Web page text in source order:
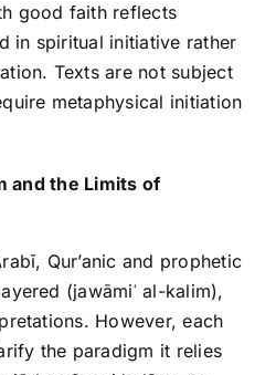
good faith reflects
in spiritual initiative rather
Texts are not subject
metaphysical initiation
and the Limits of
Qur’anic and prophetic
(jawāmiʿ al-kalim),
However, each
the paradigm it relies